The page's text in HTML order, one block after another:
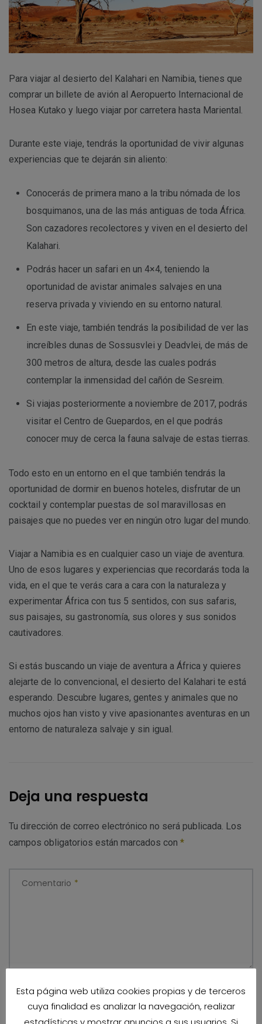
Para viajar al desierto del Kalahari en Namibia, tienes que
comprar un billete de avión al Aeropuerto Internacional de
Hosea Kutako y luego viajar por carretera hasta Mariental.
Durante este viaje, tendrás la oportunidad de vivir algunas
experiencias que te dejarán sin aliento:
Conocerás de primera mano a la tribu nómada de los
bosquimanos, una de las más antiguas de toda África.
Son cazadores recolectores y viven en el desierto del
Kalahari.
Podrás hacer un safari en un 4×4, teniendo la
oportunidad de avistar animales salvajes en una
reserva privada y viviendo en su entorno natural.
En este viaje, también tendrás la posibilidad de ver las
increíbles dunas de Sossusvlei y Deadvlei, de más de
300 metros de altura, desde las cuales podrás
contemplar la inmensidad del cañón de Sesreim.
Si viajas posteriormente a noviembre de 2017, podrás
visitar el Centro de Guepardos, en el que podrás
conocer muy de cerca la fauna salvaje de estas tierras.
Todo esto en un entorno en el que también tendrás la
oportunidad de dormir en buenos hoteles, disfrutar de un
cocktail y contemplar puestas de sol maravillosas en
paisajes que no puedes ver en ningún otro lugar del mundo.
Viajar a Namibia es en cualquier caso un viaje de aventura.
Uno de esos lugares y experiencias que recordarás toda la
vida, en el que te verás cara a cara con la naturaleza y
experimentar África con tus 5 sentidos, con sus safaris,
sus paisajes, su gastronomía, sus olores y sus sonidos
cautivadores.
Si estás buscando un viaje de aventura a África y quieres
alejarte de lo convencional, el desierto del Kalahari te está
esperando. Descubre lugares, gentes y animales que no
muchos ojos han visto y vive apasionantes aventuras en un
entorno de naturaleza salvaje y sin igual.
Deja una respuesta
Tu dirección de correo electrónico no será publicada. Los
campos obligatorios están marcados con *
Comentario *
Nombre
Esta página web utiliza cookies propias y de terceros
cuya finalidad es analizar la navegación, realizar